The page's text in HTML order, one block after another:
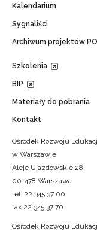
Kalendarium
Sygnaliści
Archiwum projektów PO
Szkolenia
BIP
Materiały do pobrania
Kontakt
Ośrodek Rozwoju
w Warszawie
Aleje Ujazdowskie 28
00-478 Warszawa
tel. 22 345 37 00
fax 22 345 37 70
Ośrodek Rozwoju